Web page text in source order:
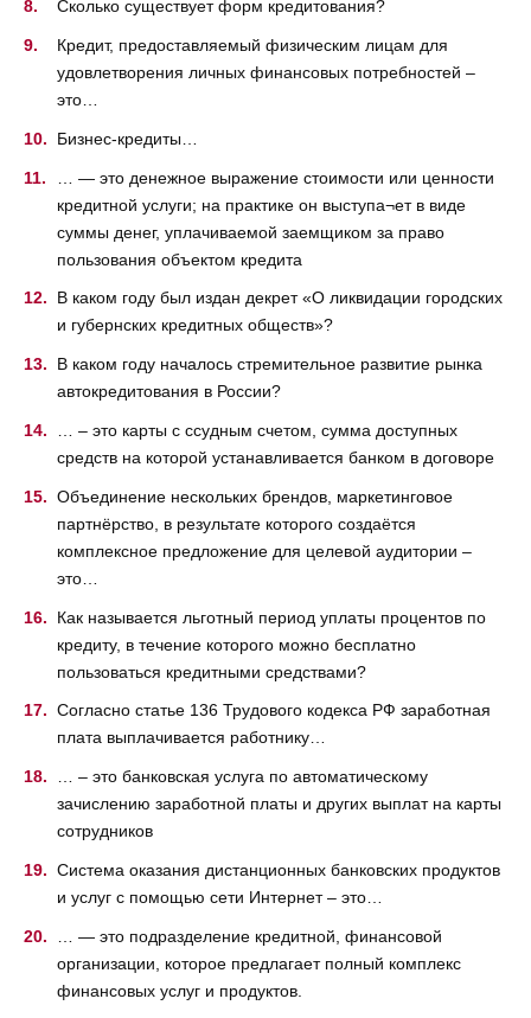
Сколько существует форм кредитования?
Кредит, предоставляемый физическим лицам для
удовлетворения личных финансовых потребностей –
это…
Бизнес-кредиты…
… — это денежное выражение стоимости или ценности
кредитной услуги; на практике он выступа¬ет в виде
суммы денег, уплачиваемой заемщиком за право
пользования объектом кредита
В каком году был издан декрет «О ликвидации городских
и губернских кредитных обществ»?
В каком году началось стремительное развитие рынка
автокредитования в России?
… – это карты с ссудным счетом, сумма доступных
средств на которой устанавливается банком в договоре
Объединение нескольких брендов, маркетинговое
партнёрство, в результате которого создаётся
комплексное предложение для целевой аудитории –
это…
Как называется льготный период уплаты процентов по
кредиту, в течение которого можно бесплатно
пользоваться кредитными средствами?
Согласно статье 136 Трудового кодекса РФ заработная
плата выплачивается работнику…
… – это банковская услуга по автоматическому
зачислению заработной платы и других выплат на карты
сотрудников
Система оказания дистанционных банковских продуктов
и услуг с помощью сети Интернет – это…
… — это подразделение кредитной, финансовой
организации, которое предлагает полный комплекс
финансовых услуг и продуктов.